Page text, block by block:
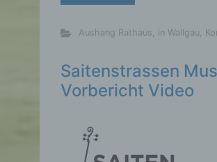
Aushang Rathaus, in Wallgau,
Saitenstrassen
Vorbericht Video